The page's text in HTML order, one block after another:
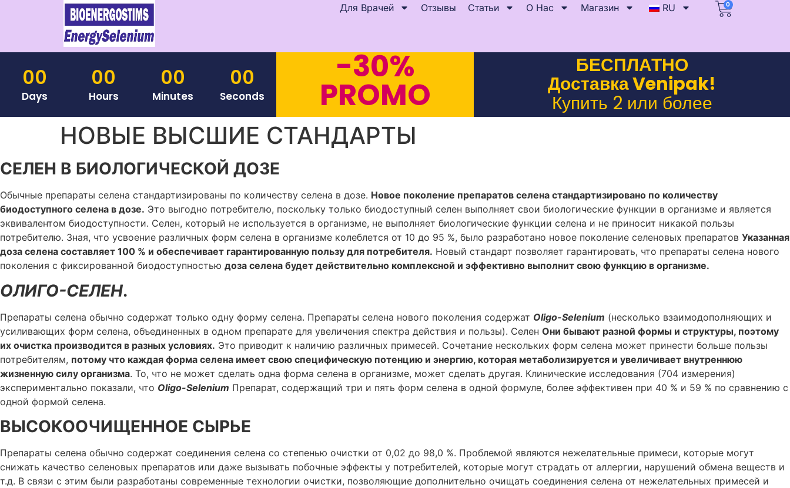
Для Врачей Отзывы Статьи О Нас Магазин RU 0
00
Days
00
Hours
00
Minutes
00
Seconds
-30%
PROMO
БЕСПЛАТНО
Доставка Venipak!
Купить 2 или более
НОВЫЕ ВЫСШИЕ СТАНДАРТЫ
СЕЛЕН В БИОЛОГИЧЕСКОЙ ДОЗЕ
Обычные препараты селена стандартизированы по количеству селена в дозе. Новое поколение препаратов селена стандартизировано по количеству
биодоступного селена в дозе. Это выгодно потребителю, поскольку только биодоступный селен выполняет свои биологические функции в организме и является
эквивалентом биодоступности. Селен, который не используется в организме, не выполняет биологические функции селена и не приносит никакой пользы
потребителю. Зная, что усвоение различных форм селена в организме колеблется от 10 до 95 %, было разработано новое поколение селеновых препаратов Указанная
доза селена составляет 100 % и обеспечивает гарантированную пользу для потребителя. Новый стандарт позволяет гарантировать, что препараты селена нового
поколения с фиксированной биодоступностью доза селена будет действительно комплексной и эффективно выполнит свою функцию в организме.
ОЛИГО-СЕЛЕН.
Препараты селена обычно содержат только одну форму селена. Препараты селена нового поколения содержат Oligo-Selenium (несколько взаимодополняющих и
усиливающих форм селена, объединенных в одном препарате для увеличения спектра действия и пользы). Селен Они бывают разной формы и структуры, поэтому
их очистка производится в разных условиях. Это приводит к наличию различных примесей. Сочетание нескольких форм селена может принести больше пользы
потребителям, потому что каждая форма селена имеет свою специфическую потенцию и энергию, которая метаболизируется и увеличивает внутреннюю
жизненную силу организма. То, что не может сделать одна форма селена в организме, может сделать другая. Клинические исследования (704 измерения)
экспериментально показали, что Oligo-Selenium Препарат, содержащий три и пять форм селена в одной формуле, более эффективен при 40 % и 59 % по сравнению с
одной формой селена.
ВЫСОКООЧИЩЕННОЕ СЫРЬЕ
Препараты селена обычно содержат соединения селена со степенью очистки от 0,02 до 98,0 %. Проблемой являются нежелательные примеси, которые могут
снижать качество селеновых препаратов или даже вызывать побочные эффекты у потребителей, которые могут страдать от аллергии, нарушений обмена веществ и
т.д. В связи с этим были разработаны современные технологии очистки, позволяющие дополнительно очищать соединения селена от нежелательных примесей и